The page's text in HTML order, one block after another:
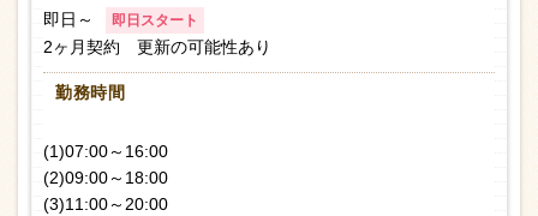
即日～
即日スタート
2ヶ月契約 更新の可能性あり
勤務時間
(1)07:00～16:00
(2)09:00～18:00
(3)11:00～20:00